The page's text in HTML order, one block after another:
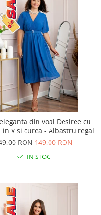
din voal Desiree cu
in V si curea - Albastru regal
RON149,00 RON
IN STOC